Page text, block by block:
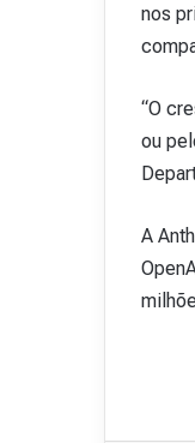
nos
“O
ou
A